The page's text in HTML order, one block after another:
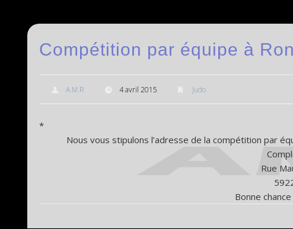
Compétition par équipe à
A.M.R 4 avril 2015 Judo
*
Nous vous stipulons l’adresse de la compétition par
Rue
Bonne